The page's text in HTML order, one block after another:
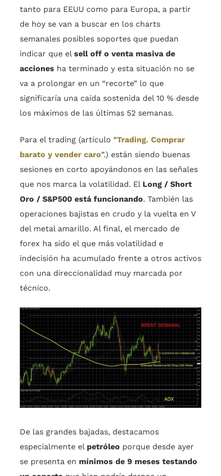
tanto para EEUU como para Europa, a partir
de hoy se van a buscar en los charts
semanales posibles soportes que puedan
indicar que el sell off o venta masiva de
acciones ha terminado y esta situación no se
va a prolongar en un “recorte” lo que
significaría una caída sostenida del 10 % desde
los máximos de las últimas 52 semanas.
Para el trading (artículo “Trading. Comprar
barato y vender caro”.) están siendo buenas
sesiones en corto apoyándonos en las señales
que nos marca la volatilidad. El Long / Short
Oro / S&P500 está funcionando. También las
operaciones bajistas en crudo y la vuelta en V
del metal amarillo. Al final, el mercado de
forex ha sido el que más volatilidad e
indecisión ha acumulado frente a otros activos
con una direccionalidad muy marcada por
técnico.
De las grandes bajadas, destacamos
especialmente el petróleo porque desde ayer
se presenta en mínimos de 9 meses testando